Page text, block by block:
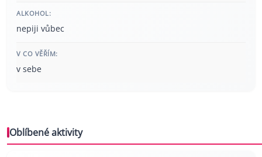
ALKOHOL:
nepiji vůbec
V CO VĚŘÍM:
v sebe
Oblíbené aktivity